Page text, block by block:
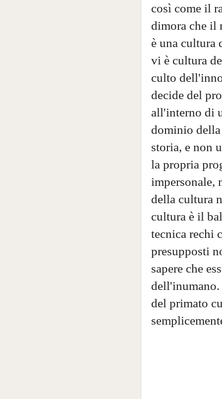
così come il
dimora che il
è una
vi è cultura
culto
decide del
all'interno di
dominio della
storia, e non
la propria
impersonale,
della cultura
cultura è il
tecnica rechi
presupposti
sapere che
del primato